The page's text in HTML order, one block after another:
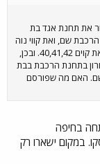
את תחנת אגד בת
שם, ואת קווי נוה
שאנן להמשיך עד למסוף יטבתה בעיר. וגם לבטל את קוים 40,41,42. ובכן,
בתחנת הרכבת בבת
האם מה שפורסם
נפתחה בחיפה
במקום ישארו רק